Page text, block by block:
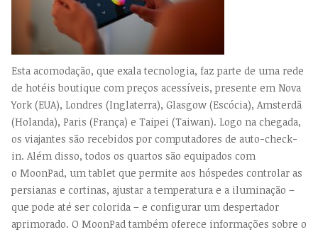
Esta acomodação, que exala tecnologia, faz parte de uma rede
de hotéis boutique com preços acessíveis, presente em Nova
York (EUA), Londres (Inglaterra), Glasgow (Escócia), Amsterdã
(Holanda), Paris (França) e Taipei (Taiwan). Logo na chegada,
os viajantes são recebidos por computadores de auto-check-
in. Além disso, todos os quartos são equipados com
o MoonPad, um tablet que permite aos hóspedes controlar as
persianas e cortinas, ajustar a temperatura e a iluminação –
que pode até ser colorida – e configurar um despertador
aprimorado. O MoonPad também oferece informações sobre o